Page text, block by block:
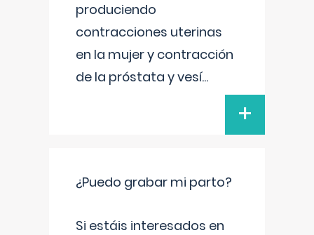
produciendo
contracciones uterinas
en la mujer y contracción
de la próstata y vesí...
+
¿Puedo grabar mi parto?
Si estáis interesados en